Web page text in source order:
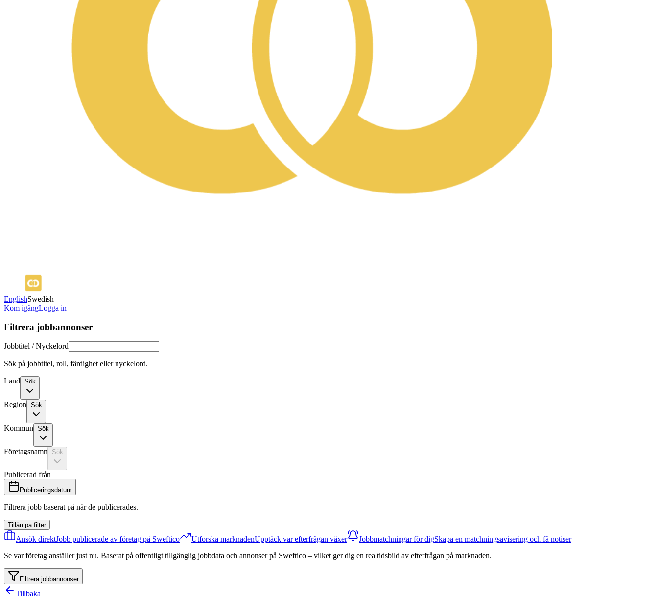
EnglishSwedish
Kom igångLogga in
Filtrera jobbannonser
Jobbtitel / Nyckelord
Sök på jobbtitel, roll, färdighet eller nyckelord.
Land Sök
Region Sök
Kommun Sök
Företagsnamn Sök
Publicerad från
Publiceringsdatum
Filtrera jobb baserat på när de publicerades.
Tillämpa filter
Ansök direktJobb publicerade av företag på Sweftico Utforska marknadenUpptäck var efterfrågan växer Jobbmatchningar för digSkapa en matchningsavisering och få notiser
Se var företag anställer just nu. Baserat på offentligt tillgänglig jobbdata och annonser på Sweftico – vilket ger dig en realtidsbild av efterfrågan på marknaden.
Filtrera jobbannonser
Tillbaka